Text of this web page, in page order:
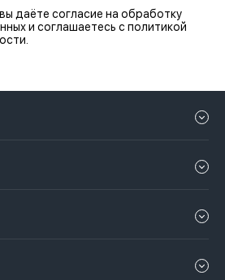
даёте согласие на обработку
и соглашаетесь с политикой
в Дубае, ОАЭ